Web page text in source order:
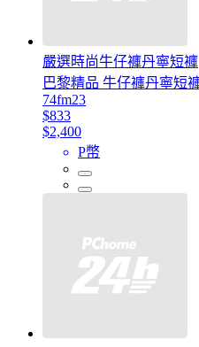
嚴選時尚牛仔褲丹寧短褲
巴黎精品 牛仔褲丹寧短
74fm23
$833
$2,400
P幣